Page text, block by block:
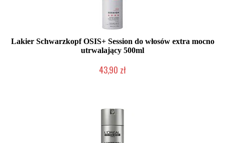
Lakier Schwarzkopf OSIS+ Session do włosów extra mocno
utrwalający 500ml
43,90 zł